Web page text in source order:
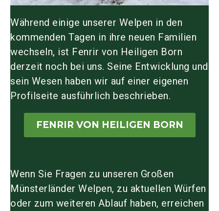
Während einige unserer Welpen in den
kommenden Tagen in ihre neuen Familien
wechseln, ist Fenrir von Heiligen Born
derzeit noch bei uns. Seine Entwicklung und
sein Wesen haben wir auf einer eigenen
Profilseite ausführlich beschrieben.
FENRIR VON HEILIGEN BORN
Wenn Sie Fragen zu unseren Großen
Münsterländer Welpen, zu aktuellen Würfen
oder zum weiteren Ablauf haben, erreichen